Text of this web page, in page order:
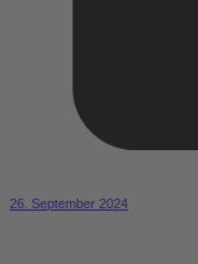
26. September 2024